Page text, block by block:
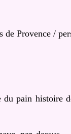
de Provence /
pain histoire